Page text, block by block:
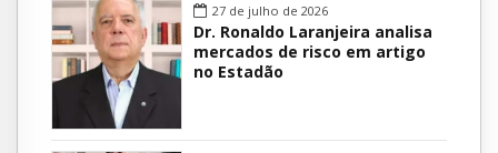
27 de julho de 2026
Dr. Ronaldo Laranjeira analisa
mercados de risco em artigo
no Estadão